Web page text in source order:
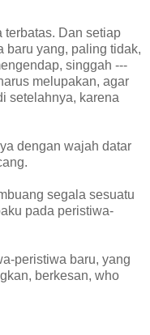
Dan setiap
baru yang, paling tidak,
singgah ---
melupakan, agar
setelahnya, karena
dengan wajah datar
segala sesuatu
pada peristiwa-
peristiwa baru, yang
berkesan, who